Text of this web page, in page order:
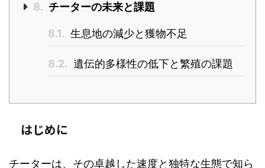
8. チーターの未来と課題
8.1. 生息地の減少と獲物不足
8.2. 遺伝的多様性の低下と繁殖の課題
はじめに
チーターは、その卓越した速度と独特な生態で知ら